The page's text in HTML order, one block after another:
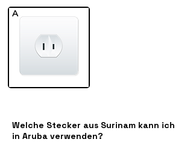
A
Welche Stecker aus Surinam kann ich
in Aruba verwenden?